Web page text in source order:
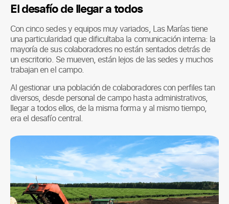
El desafío de llegar a todos
Con cinco sedes y equipos muy variados, Las Marías tiene
una particularidad que dificultaba la comunicación interna: la
mayoría de sus colaboradores no están sentados detrás de
un escritorio. Se mueven, están lejos de las sedes y muchos
trabajan en el campo.
Al gestionar una población de colaboradores con perfiles tan
diversos, desde personal de campo hasta administrativos,
llegar a todos ellos, de la misma forma y al mismo tiempo,
era el desafío central.